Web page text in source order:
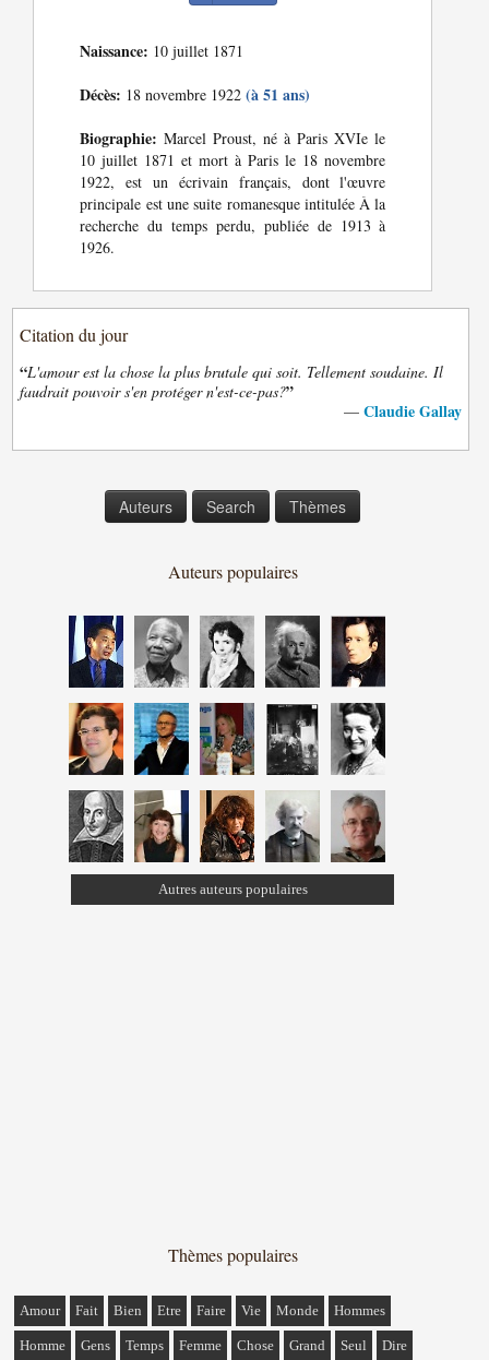
Naissance: 10 juillet 1871
Décès: 18 novembre 1922(à 51 ans)
Biographie: Marcel Proust, né à Paris XVIe le
10 juillet 1871 et mort à Paris le 18 novembre
1922, est un écrivain français, dont l'œuvre
principale est une suite romanesque intitulée À la
recherche du temps perdu, publiée de 1913 à
1926.
Citation du jour
“L'amour est la chose la plus brutale qui soit. Tellement soudaine. Il
faudrait pouvoir s'en protéger n'est-ce-pas?”
— Claudie Gallay
Auteurs Search Thèmes
Auteurs populaires
Autres auteurs populaires
Thèmes populaires
Amour Fait Bien Etre Faire Vie Monde Hommes
Homme Gens Temps Femme Chose Grand Seul Dire